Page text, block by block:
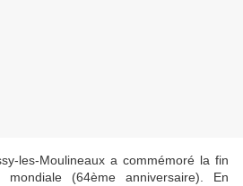
les-Moulineaux a commémoré la fin
(64ème anniversaire). En